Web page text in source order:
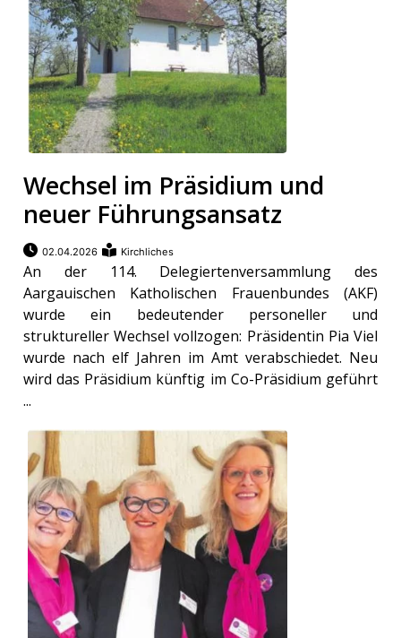
Wechsel im Präsidium und
neuer Führungsansatz
02.04.2026 Kirchliches
An der 114. Delegiertenversammlung des
Aargauischen Katholischen Frauenbundes (AKF)
wurde ein bedeutender personeller und
struktureller Wechsel vollzogen: Präsidentin Pia Viel
wurde nach elf Jahren im Amt verabschiedet. Neu
wird das Präsidium künftig im Co-Präsidium geführt
...